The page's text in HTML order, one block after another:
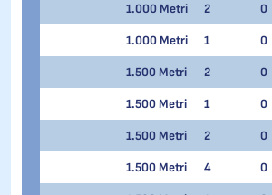
1.000 Metri 2 0
1.000 Metri 1 0
1.500 Metri 2 0
1.500 Metri 1 0
1.500 Metri 2 0
1.500 Metri 4 0